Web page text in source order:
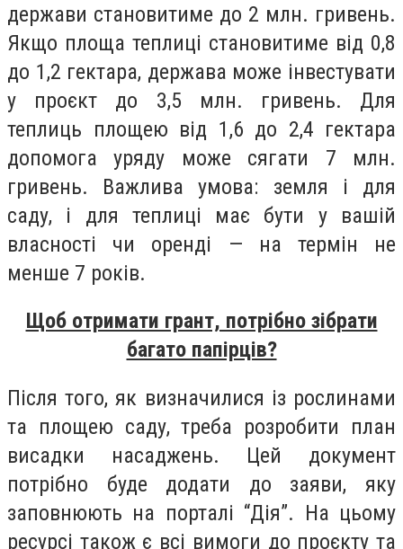
держави становитиме до 2 млн. гривень.
Якщо площа теплиці становитиме від 0,8
до 1,2 гектара, держава може інвестувати
у проєкт до 3,5 млн. гривень. Для
теплиць площею від 1,6 до 2,4 гектара
допомога уряду може сягати 7 млн.
гривень. Важлива умова: земля і для
саду, і для теплиці має бути у вашій
власності чи оренді — на термін не
менше 7 років.
Щоб отримати грант, потрібно зібрати
багато папірців?
Після того, як визначилися із рослинами
та площею саду, треба розробити план
висадки насаджень. Цей документ
потрібно буде додати до заяви, яку
заповнюють на порталі “Дія”. На цьому
ресурсі також є всі вимоги до проєкту та